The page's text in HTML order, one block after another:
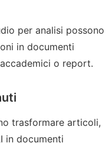
per analisi possono
in documenti
o report.
trasformare articoli,
in documenti